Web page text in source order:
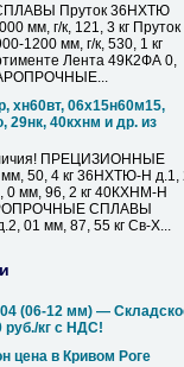
Пруток 36НХТЮ
мм, г/к, 121, 3 кг Пруток
1200 мм, г/к, 530, 1 кг
Лента 49К2ФА 0,
хн60вт, 06х15н60м15,
29нк, 40кхнм и др. из
ПРЕЦИЗИОННЫЕ
50, 4 кг 36НХТЮ-Н д.1,
0 мм, 96, 2 кг 40КХНМ-Н
СПЛАВЫ
01 мм, 87, 55 кг Св-Х...
(06-12 мм) —
руб./кг с НДС!
цена в Кривом Роге